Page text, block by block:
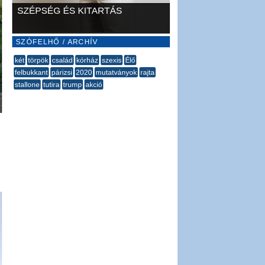
SZÉPSÉG ÉS KITARTÁS
SZÓFELHŐ / ARCHÍV
két törpök család kórház szexis Élő
felbukkant párizsi 2020 mutatványok rajta
stallone tutira trump akció